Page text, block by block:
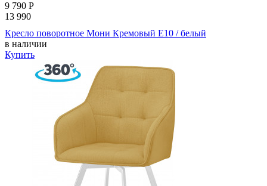
9 790 Р
13 990
Кресло поворотное Мони Кремовый E10 / белый
в наличии
Купить